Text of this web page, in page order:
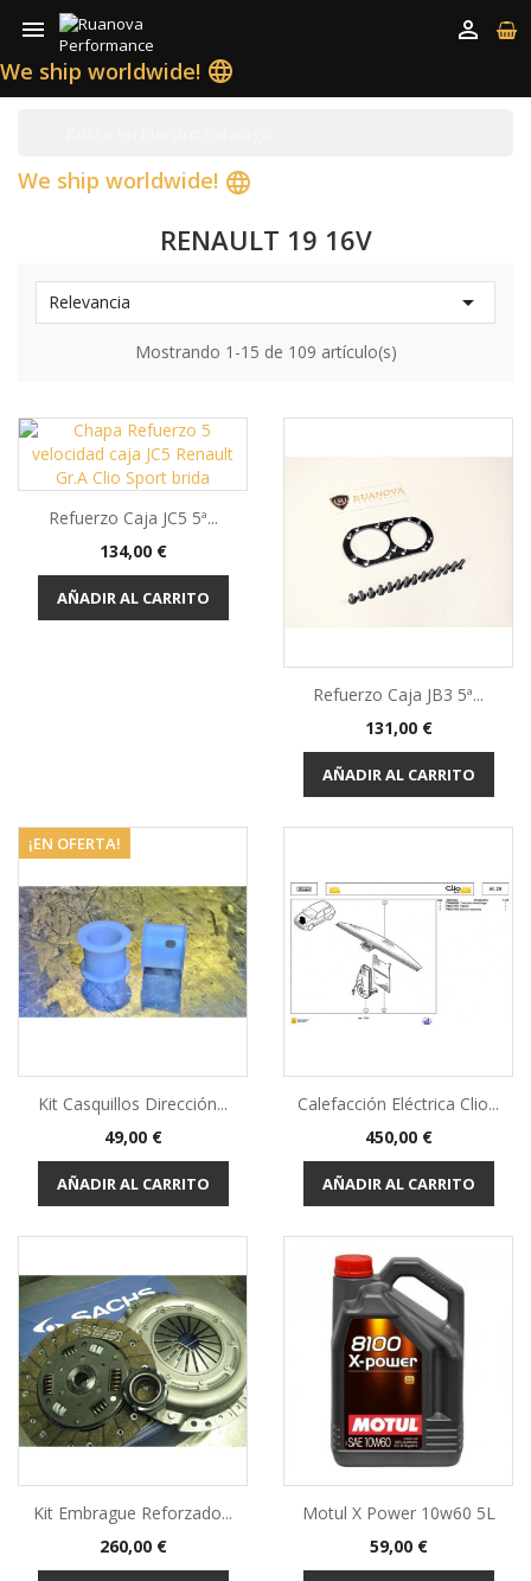


We ship worldwide! language
We ship worldwide! language
RENAULT 19 16V
Relevancia 
Mostrando 1-15 de 109 artículo(s)
Refuerzo Caja JC5 5ª...
Precio
134,00 €
AÑADIR AL CARRITO
Refuerzo Caja JB3 5ª...
Precio
131,00 €
AÑADIR AL CARRITO
¡EN OFERTA!
Kit Casquillos Dirección...
Precio
49,00 €
AÑADIR AL CARRITO
Calefacción Eléctrica Clio...
Precio
450,00 €
AÑADIR AL CARRITO
Kit Embrague Reforzado...
Precio
260,00 €
Motul X Power 10w60 5L
Precio
59,00 €